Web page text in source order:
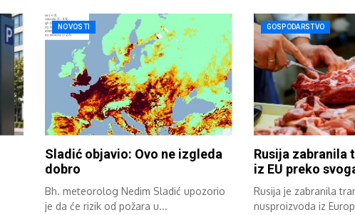
NOVOSTI
Sladić objavio: Ovo ne izgleda
dobro
Bh. meteorolog Nedim Sladić upozorio
je da će rizik od požara u...
GOSPODARSTVO
Rusija zabranila
iz EU preko
Rusija je zabranila
nusproizvoda iz